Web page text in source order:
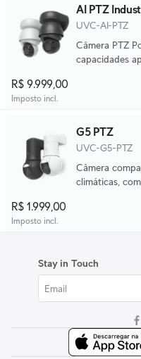
AI PTZ
UVC-AI-PTZ
Câmera PTZ
capacidades
R$ 9.999,00
Imposto incl.
G5 PTZ
UVC-G5-PTZ
Câmera
climáticas,
R$ 1.999,00
Imposto incl.
Stay in Touch